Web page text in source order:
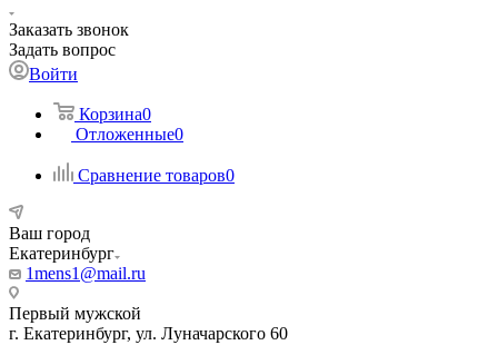
Заказать звонок
Задать вопрос
Войти
Корзина0
Отложенные0
Сравнение товаров0
Ваш город
Екатеринбург
1mens1@mail.ru
Первый мужской
г. Екатеринбург, ул. Луначарского 60